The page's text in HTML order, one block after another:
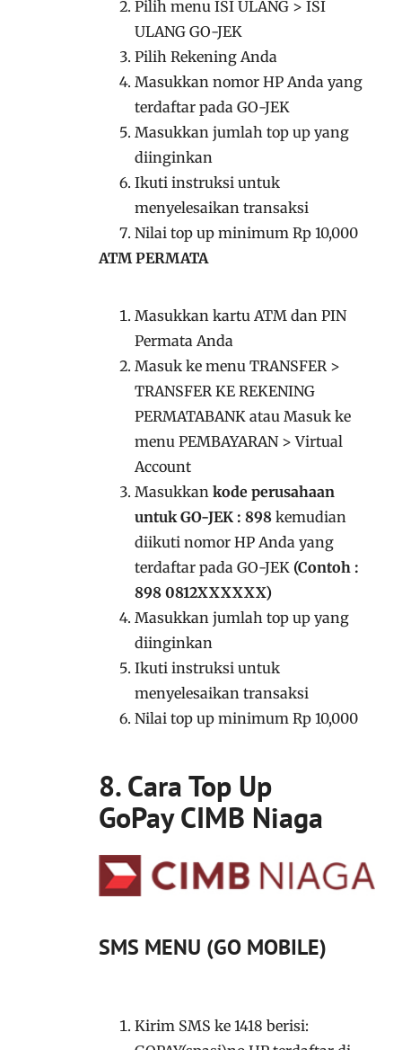
Pilih menu ISI ULANG > ISI
ULANG GO-JEK
Pilih Rekening Anda
Masukkan nomor HP Anda yang
terdaftar pada GO-JEK
Masukkan jumlah top up yang
diinginkan
Ikuti instruksi untuk
menyelesaikan transaksi
Nilai top up minimum Rp 10,000
ATM PERMATA
Masukkan kartu ATM dan PIN
Permata Anda
Masuk ke menu TRANSFER >
TRANSFER KE REKENING
PERMATABANK atau Masuk ke
menu PEMBAYARAN > Virtual
Account
Masukkan kode perusahaan
untuk GO-JEK : 898 kemudian
diikuti nomor HP Anda yang
terdaftar pada GO-JEK (Contoh :
898 0812XXXXXX)
Masukkan jumlah top up yang
diinginkan
Ikuti instruksi untuk
menyelesaikan transaksi
Nilai top up minimum Rp 10,000
8. Cara Top Up
GoPay CIMB Niaga
SMS MENU (GO MOBILE)
Kirim SMS ke 1418 berisi: